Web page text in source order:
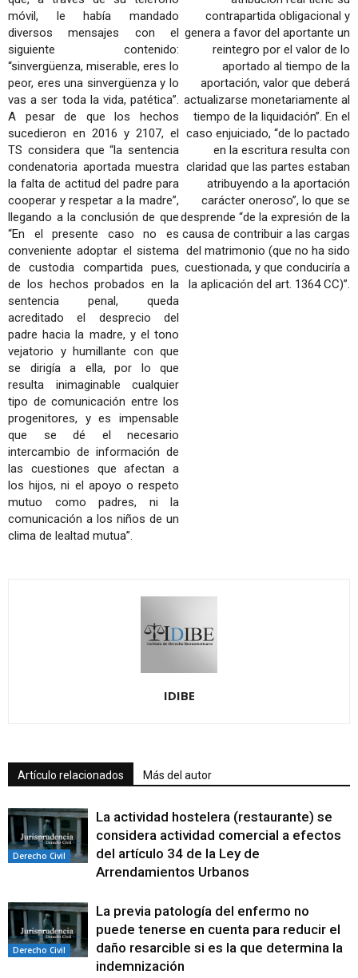
móvil, le había mandado
diversos mensajes con el
siguiente contenido:
“sinvergüenza, miserable, eres lo
peor, eres una sinvergüenza y lo
vas a ser toda la vida, patética”.
A pesar de que los hechos
sucedieron en 2016 y 2107, el
TS considera que “la sentencia
condenatoria aportada muestra
la falta de actitud del padre para
cooperar y respetar a la madre”,
llegando a la conclusión de que
“En el presente caso no es
conveniente adoptar el sistema
de custodia compartida pues,
de los hechos probados en la
sentencia penal, queda
acreditado el desprecio del
padre hacia la madre, y el tono
vejatorio y humillante con que
se dirigía a ella, por lo que
resulta inimaginable cualquier
tipo de comunicación entre los
progenitores, y es impensable
que se dé el necesario
intercambio de información de
las cuestiones que afectan a
los hijos, ni el apoyo o respeto
mutuo como padres, ni la
comunicación a los niños de un
clima de lealtad mutua”.
contrapartida obligacional y
genera a favor del aportante un
reintegro por el valor de lo
aportado al tiempo de la
aportación, valor que deberá
actualizarse monetariamente al
tiempo de la liquidación”. En el
caso enjuiciado, “de lo pactado
en la escritura resulta con
claridad que las partes estaban
atribuyendo a la aportación
carácter oneroso”, lo que se
desprende “de la expresión de la
causa de contribuir a las cargas
del matrimonio (que no ha sido
cuestionada, y que conduciría a
la aplicación del art. 1364 CC)”.
IDIBE
Artículo relacionados Más del autor
Derecho Civil
La actividad hostelera (restaurante) se
considera actividad comercial a efectos
del artículo 34 de la Ley de
Arrendamientos Urbanos
Derecho Civil
La previa patología del enfermo no
puede tenerse en cuenta para reducir el
daño resarcible si es la que determina la
indemnización